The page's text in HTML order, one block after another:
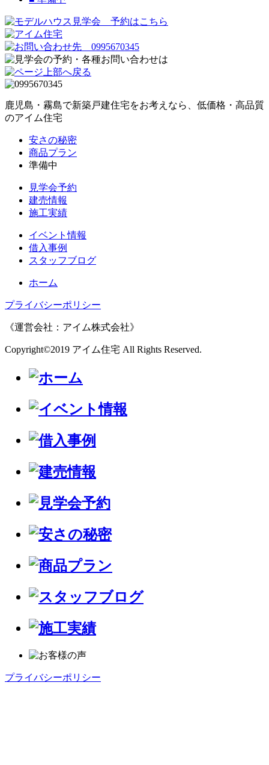
鹿児島・霧島で新築戸建住宅をお考えなら、低価格・高品質
のアイム住宅
安さの秘密
商品プラン
準備中
見学会予約
建売情報
施工実績
イベント情報
借入事例
スタッフブログ
ホーム
プライバシーポリシー
《運営会社：アイム株式会社》
Copyright©2019 アイム住宅 All Rights Reserved.
プライバシーポリシー